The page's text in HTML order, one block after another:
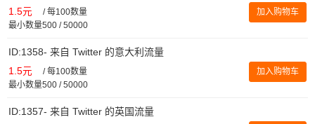
1.5元 /每100数量
最小数量500 / 50000
加入购物车
ID:1358- 来自 Twitter 的意大利流量
1.5元 /每100数量
最小数量500 / 50000
加入购物车
ID:1357- 来自 Twitter 的英国流量